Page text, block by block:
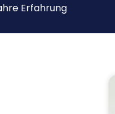
Erfahrung